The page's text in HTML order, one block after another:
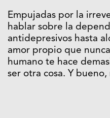
Empujadas por la
hablar sobre la
antidepresivos hasta
amor propio que
humano te hace
ser otra cosa. Y bueno,